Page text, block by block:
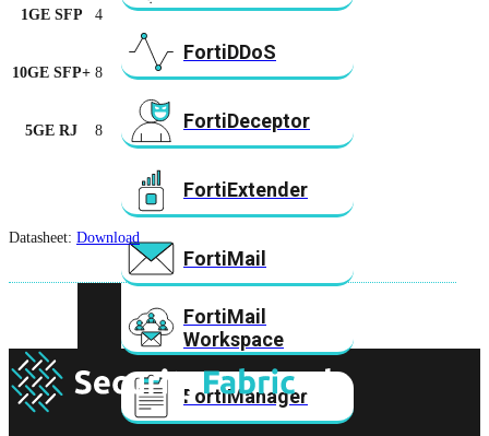
FortiDDoS
FortiDeceptor
FortiExtender
FortiMail
FortiMail
Workspace
FortiManager
1GE SFP 4
10GE SFP+ 8
5GE RJ 8
Datasheet: Download